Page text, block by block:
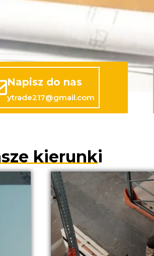
Napisz do nas
ytrade217@gmail.com
kierunki